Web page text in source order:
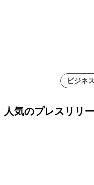
ビジネ
人気のプレスリリ